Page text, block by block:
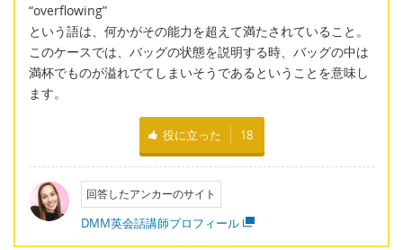
“overflowing”
という語は、何かがその能力を超えて満たされていること。
このケースでは、バッグの状態を説明する時、バッグの中は
満杯でものが溢れでてしまいそうであるということを意味し
ます。
役に立った 18
回答したアンカーのサイト
DMM英会話講師プロフィール